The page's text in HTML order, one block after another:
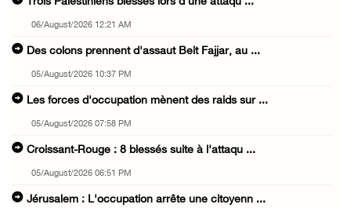
06/August/2026 12:21 AM
Des colons prennent d'assaut Beit Fajjar, au ...
05/August/2026 10:37 PM
Les forces d'occupation mènent des raids sur ...
05/August/2026 07:58 PM
Croissant-Rouge : 8 blessés suite à l'attaqu ...
05/August/2026 06:51 PM
Jérusalem : L'occupation arrête une citoyenn ...